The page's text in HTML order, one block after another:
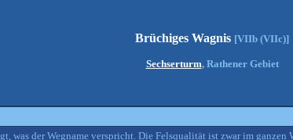
Brüchiges Wagnis [VIIb (VIIc)]
Sechserturm, Rathener Gebiet
was der Wegname verspricht. Die Felsqualität ist zwar im